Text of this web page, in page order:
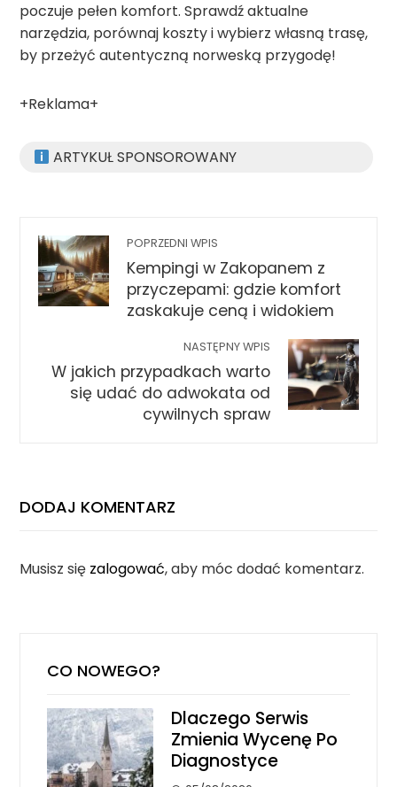
poczuje pełen komfort. Sprawdź aktualne
narzędzia, porównaj koszty i wybierz własną trasę,
by przeżyć autentyczną norweską przygodę!
+Reklama+
ARTYKUŁ SPONSOROWANY
POPRZEDNI WPIS
Kempingi w Zakopanem z
przyczepami: gdzie komfort
zaskakuje ceną i widokiem
NASTĘPNY WPIS
W jakich przypadkach warto
się udać do adwokata od
cywilnych spraw
DODAJ KOMENTARZ
Musisz się zalogować, aby móc dodać komentarz.
CO NOWEGO?
Dlaczego Serwis
Zmienia Wycenę Po
Diagnostyce